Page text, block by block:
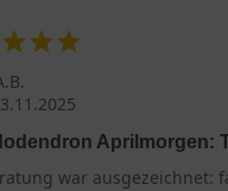
andere Pflanzen ist auch
Wurzelfäule
Wurzelfäule ist eine
Aprilmorgen:
war